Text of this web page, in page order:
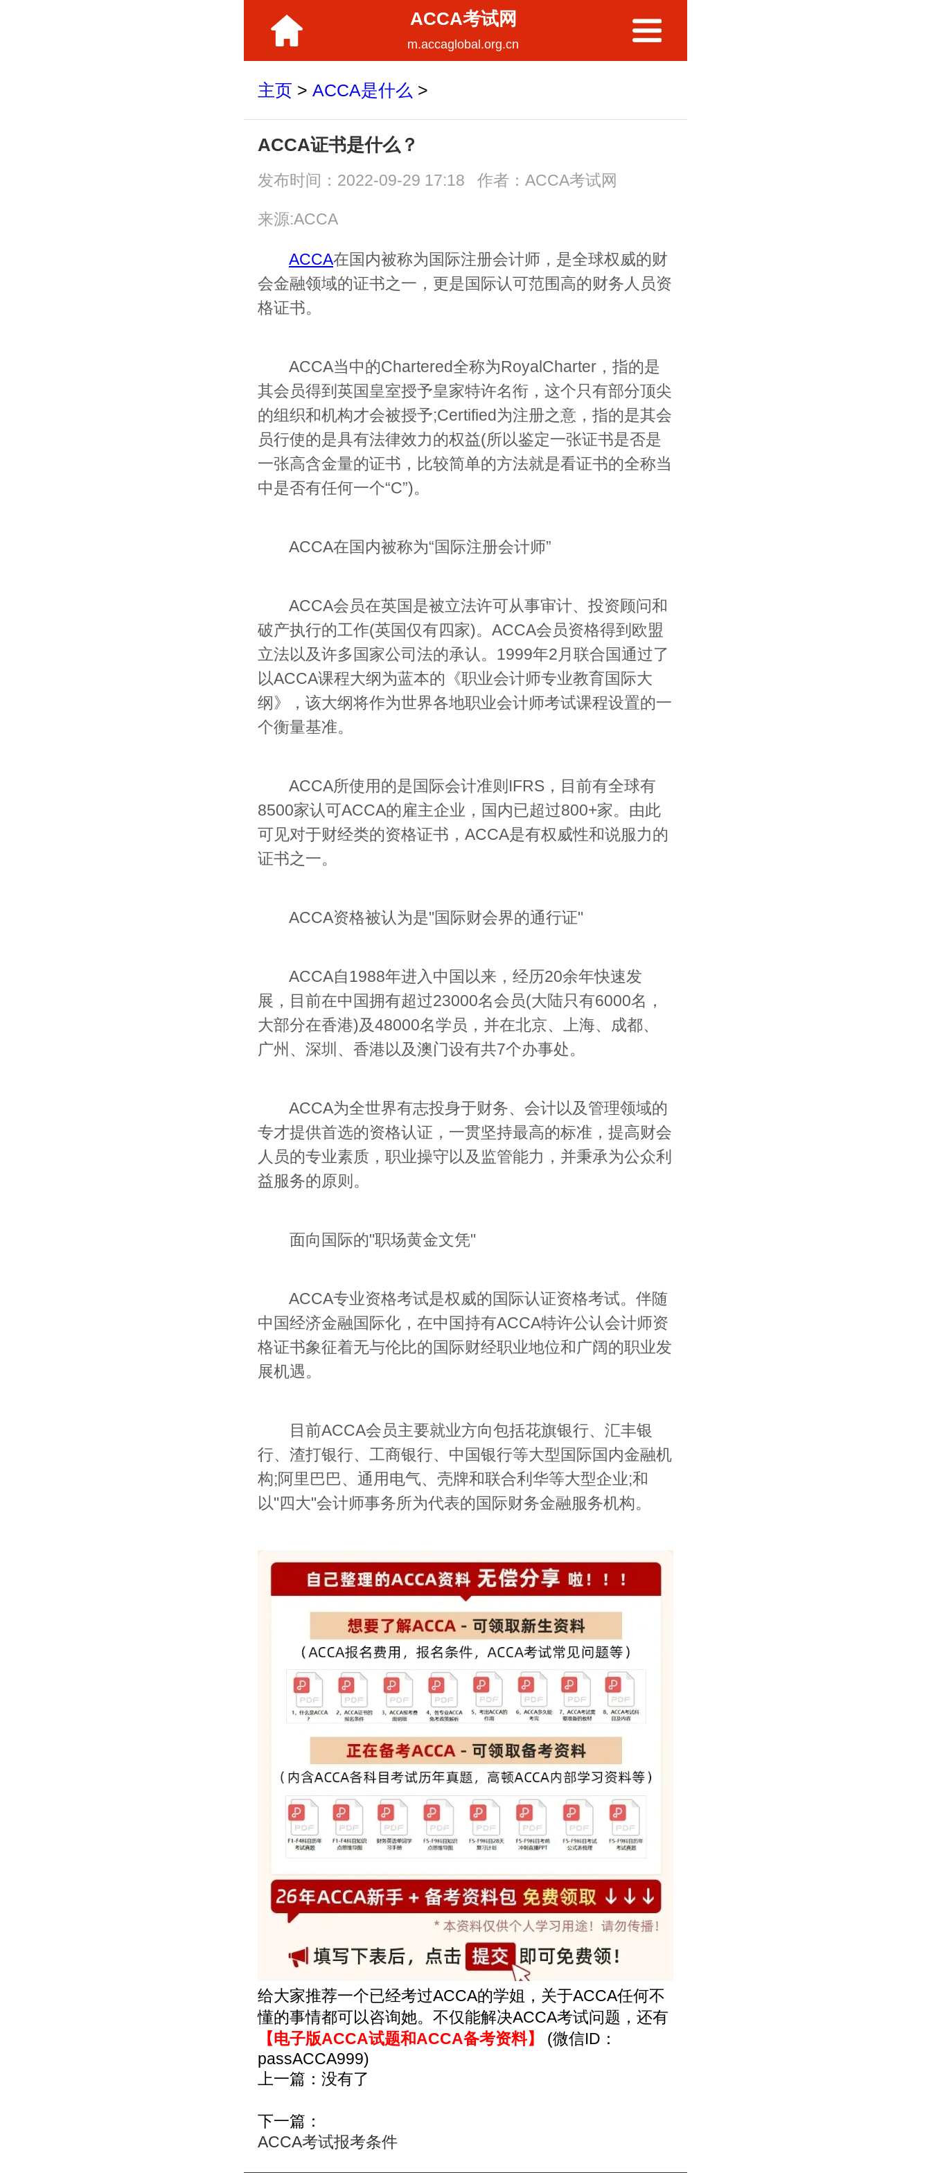
ACCA考试网
m.accaglobal.org.cn
主页 > ACCA是什么 >
ACCA证书是什么？
发布时间：2022-09-29 17:18 作者：ACCA考试网
来源:ACCA
ACCA在国内被称为国际注册会计师，是全球权威的财
会金融领域的证书之一，更是国际认可范围高的财务人员资
格证书。
ACCA当中的Chartered全称为RoyalCharter，指的是
其会员得到英国皇室授予皇家特许名衔，这个只有部分顶尖
的组织和机构才会被授予;Certified为注册之意，指的是其会
员行使的是具有法律效力的权益(所以鉴定一张证书是否是
一张高含金量的证书，比较简单的方法就是看证书的全称当
中是否有任何一个“C”)。
ACCA在国内被称为“国际注册会计师”
ACCA会员在英国是被立法许可从事审计、投资顾问和
破产执行的工作(英国仅有四家)。ACCA会员资格得到欧盟
立法以及许多国家公司法的承认。1999年2月联合国通过了
以ACCA课程大纲为蓝本的《职业会计师专业教育国际大
纲》，该大纲将作为世界各地职业会计师考试课程设置的一
个衡量基准。
ACCA所使用的是国际会计准则IFRS，目前有全球有
8500家认可ACCA的雇主企业，国内已超过800+家。由此
可见对于财经类的资格证书，ACCA是有权威性和说服力的
证书之一。
ACCA资格被认为是"国际财会界的通行证"
ACCA自1988年进入中国以来，经历20余年快速发
展，目前在中国拥有超过23000名会员(大陆只有6000名，
大部分在香港)及48000名学员，并在北京、上海、成都、
广州、深圳、香港以及澳门设有共7个办事处。
ACCA为全世界有志投身于财务、会计以及管理领域的
专才提供首选的资格认证，一贯坚持最高的标准，提高财会
人员的专业素质，职业操守以及监管能力，并秉承为公众利
益服务的原则。
面向国际的"职场黄金文凭"
ACCA专业资格考试是权威的国际认证资格考试。伴随
中国经济金融国际化，在中国持有ACCA特许公认会计师资
格证书象征着无与伦比的国际财经职业地位和广阔的职业发
展机遇。
目前ACCA会员主要就业方向包括花旗银行、汇丰银
行、渣打银行、工商银行、中国银行等大型国际国内金融机
构;阿里巴巴、通用电气、壳牌和联合利华等大型企业;和
以"四大"会计师事务所为代表的国际财务金融服务机构。
给大家推荐一个已经考过ACCA的学姐，关于ACCA任何不
懂的事情都可以咨询她。不仅能解决ACCA考试问题，还有
【电子版ACCA试题和ACCA备考资料】
(微信ID：
passACCA999)
上一篇：没有了
下一篇：
ACCA考试报考条件